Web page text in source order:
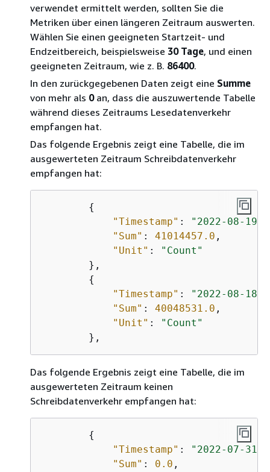
verwendet ermittelt werden, sollten Sie die
Metriken über einen längeren Zeitraum auswerten.
Wählen Sie einen geeigneten Startzeit- und
Endzeitbereich, beispielsweise 30 Tage, und einen
geeigneten Zeitraum, wie z. B. 86400.
In den zurückgegebenen Daten zeigt eine Summe
von mehr als 0an, dass die auszuwertende Tabelle
während dieses Zeitraums Lesedatenverkehr
empfangen hat.
Das folgende Ergebnis zeigt eine Tabelle, die im
ausgewerteten Zeitraum Schreibdatenverkehr
empfangen hat:
{
"Timestamp" :
"2022-08-
"Sum" : 41014457.0 ,
"Unit" :
"Count"
        },
{
"Timestamp" :
"2022-08-
"Sum" : 40048531.0 ,
"Unit" :
"Count"
Das folgende Ergebnis zeigt eine Tabelle, die im
ausgewerteten Zeitraum keinen
Schreibdatenverkehr empfangen hat:
{
"Timestamp" :
"2022-07-
"Sum" : 0.0 ,